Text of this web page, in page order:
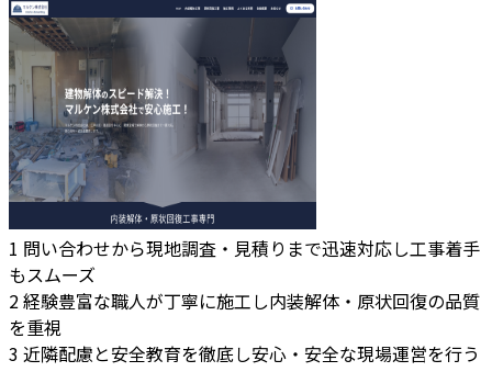
1 問い合わせから現地調査・見積りまで迅速対応し工事着手
もスムーズ
2経験豊富な職人が丁寧に施工し内装解体・原状回復の品質
を重視
3 近隣配慮と安全教育を徹底し安心・安全な現場運営を行う